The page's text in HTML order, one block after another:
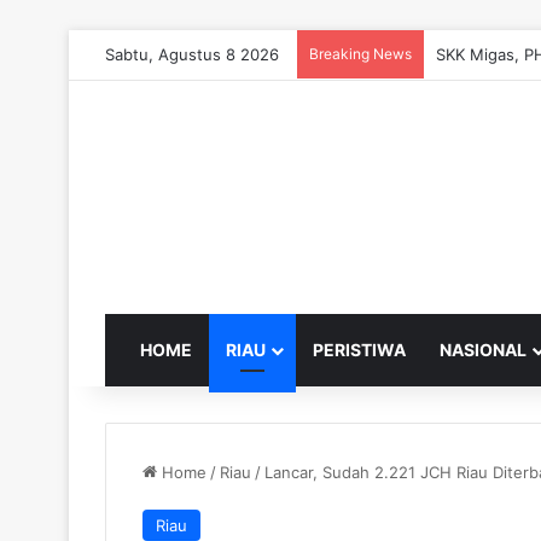
Sabtu, Agustus 8 2026 Breaking News
HOME RIAU PERISTIWA NASIONAL
Home / Riau / Lancar, Sudah 2.221 JCH Riau
Riau